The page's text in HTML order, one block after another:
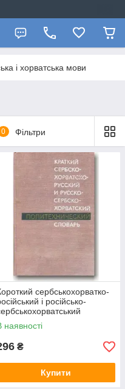
і хорватська мови
0 Фільтри
сербськохорватко-
і російсько-
словник
наявності
₴
Купити